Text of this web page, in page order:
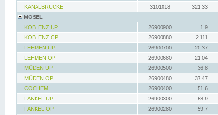
KANALBRÜCKE
3101018
321.33
MOSEL
KOBLENZ UP
26900900
1.9
KOBLENZ OP
26900880
2.111
LEHMEN UP
26900700
20.37
LEHMEN OP
26900680
21.04
MÜDEN UP
26900500
36.8
MÜDEN OP
26900480
37.47
COCHEM
26900400
51.6
FANKEL UP
26900300
58.9
FANKEL OP
26900280
59.7